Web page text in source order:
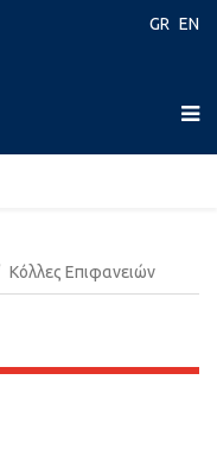
GR EN
Κόλλες Επιφανειών